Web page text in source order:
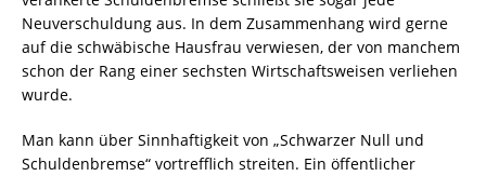
Neuverschuldung aus. In dem Zusammenhang wird gerne
auf die schwäbische Hausfrau verwiesen, der von manchem
schon der Rang einer sechsten Wirtschaftsweisen verliehen
wurde.
Man kann über Sinnhaftigkeit von „Schwarzer Null und
Schuldenbremse“ vortrefflich streiten. Ein öffentlicher